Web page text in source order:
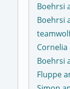
Boehrsi
Boehrsi
Cornelia
Boehrsi
Fluppe